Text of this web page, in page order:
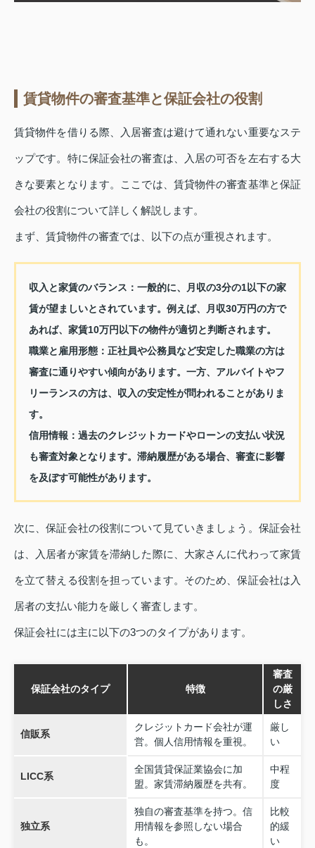
賃貸物件の審査基準と保証会社の役割
賃貸物件を借りる際、入居審査は避けて通れない重要なステ
ップです。特に保証会社の審査は、入居の可否を左右する大
きな要素となります。ここでは、賃貸物件の審査基準と保証
会社の役割について詳しく解説します。
まず、賃貸物件の審査では、以下の点が重視されます。
収入と家賃のバランス： 一般的に、月収の3分の1以下の家
賃が望ましいとされています。例えば、月収30万円の方で
あれば、家賃10万円以下の物件が適切と判断されます。
職業と雇用形態： 正社員や公務員など安定した職業の方は
審査に通りやすい傾向があります。一方、アルバイトやフ
リーランスの方は、収入の安定性が問われることがありま
す。
信用情報： 過去のクレジットカードやローンの支払い状況
も審査対象となります。滞納履歴がある場合、審査に影響
を及ぼす可能性があります。
次に、保証会社の役割について見ていきましょう。保証会社
は、入居者が家賃を滞納した際に、大家さんに代わって家賃
を立て替える役割を担っています。そのため、保証会社は入
居者の支払い能力を厳しく審査します。
保証会社には主に以下の3つのタイプがあります。
保証会社のタイプ 特徴
審査
の厳
しさ
信販系
クレジットカード会社が運
営。個人信用情報を重視。
厳し
い
LICC系
全国賃貸保証業協会に加
盟。家賃滞納履歴を共有。
中程
度
独立系
独自の審査基準を持つ。信
用情報を参照しない場合
も。
比較
的緩
い